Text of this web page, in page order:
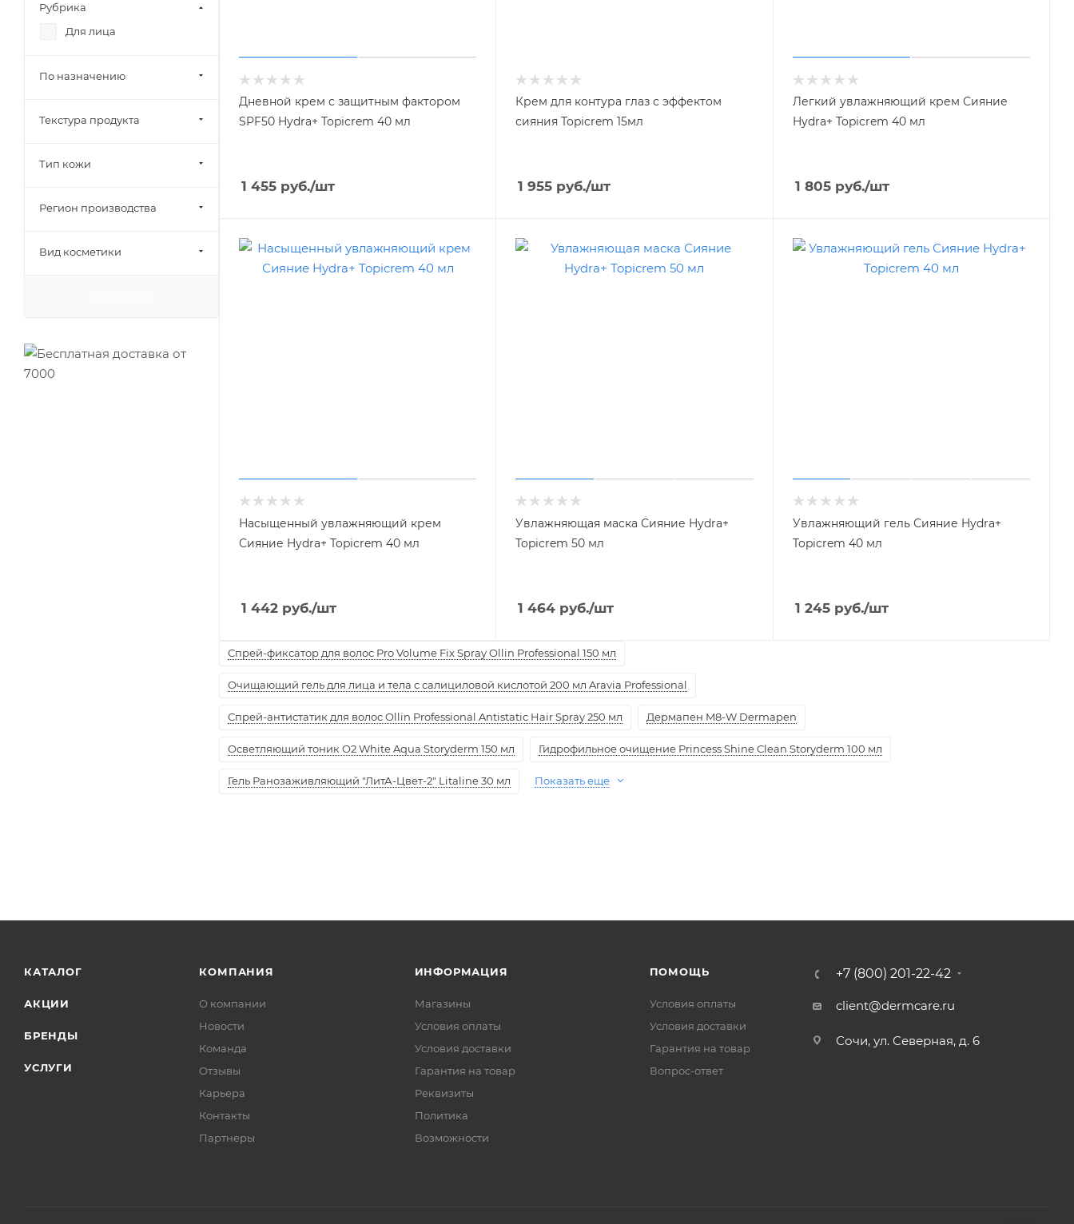
Дневной крем с защитным фактором
SPF50 Hydra+ Topicrem 40 мл
1 455 руб./шт
Крем для контура глаз с эффектом
сияния Topicrem 15мл
1 955 руб./шт
Легкий увлажняющий крем Сияние
Hydra+ Topicrem 40 мл
1 805руб./шт
Насыщенный увлажняющий крем
Сияние Hydra+ Topicrem 40 мл
1 442 руб./шт
Увлажняющая маска Сияние Hydra+
Topicrem 50 мл
1 464 руб./шт
Увлажняющий гель Сияние Hydra+
Topicrem 40 мл
1 245руб./шт
Спрей-фиксатор для волос Pro Volume Fix Spray Ollin Professional 150 мл
Очищающий гель для лица и тела с салициловой кислотой 200 мл Aravia Professional
Спрей-антистатик для волос Ollin Professional Antistatic Hair Spray 250 мл Дермапен M8-W Dermapen
Осветляющий тоник O2 White Aqua Storyderm 150 мл Гидрофильное очищение Princess Shine Clean Storyderm 100 мл
Гель Ранозаживляющий "ЛитА-Цвет-2" Litaline 30 мл Показать еще
Рубрика
Для лица
По назначению
Текстура продукта
Тип кожи
Регион производства
Вид косметики
КАТАЛОГ
АКЦИИ
БРЕНДЫ
УСЛУГИ
КОМПАНИЯ
О компании
Новости
Команда
Отзывы
Карьера
Контакты
Партнеры
ИНФОРМАЦИЯ
Магазины
Условия оплаты
Условия доставки
Гарантия на товар
Реквизиты
Политика
Возможности
ПОМОЩЬ
Условия оплаты
Условия доставки
Гарантия на товар
Вопрос-ответ
+7 (800) 201-22-42
client@dermcare.ru
Сочи, ул. Северная, д. 6